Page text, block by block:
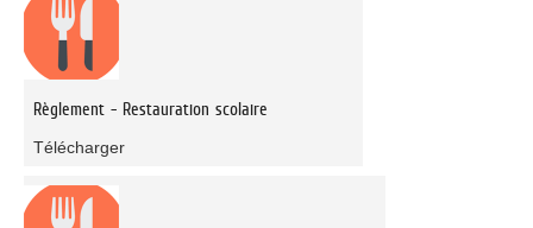
Règlement - Restauration scolaire
Télécharger